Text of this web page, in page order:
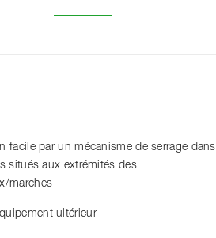
facile par un mécanisme de serrage dans
situés aux extrémités des
marches
ultérieur